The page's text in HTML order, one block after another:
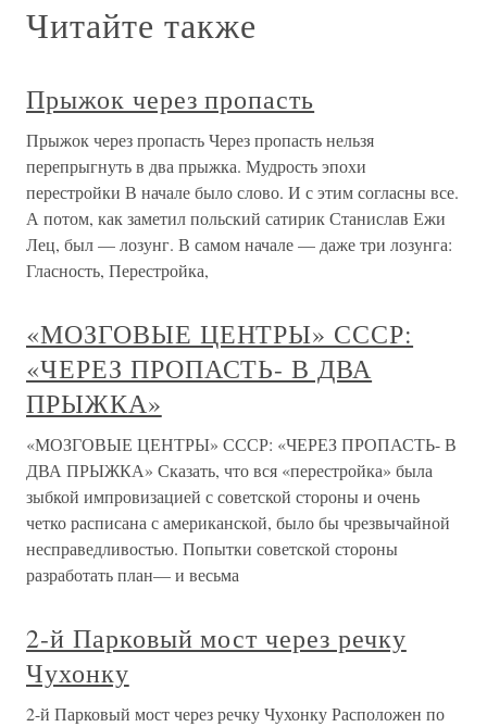
Читайте также
Прыжок через пропасть
Прыжок через пропасть Через пропасть нельзя
перепрыгнуть в два прыжка. Мудрость эпохи
перестройки В начале было слово. И с этим согласны все.
А потом, как заметил польский сатирик Станислав Ежи
Лец, был — лозунг. В самом начале — даже три лозунга:
Гласность, Перестройка,
«МОЗГОВЫЕ ЦЕНТРЫ» СССР:
«ЧЕРЕЗ ПРОПАСТЬ- В ДВА
ПРЫЖКА»
«МОЗГОВЫЕ ЦЕНТРЫ» СССР: «ЧЕРЕЗ ПРОПАСТЬ- В
ДВА ПРЫЖКА» Сказать, что вся «перестройка» была
зыбкой импровизацией с советской стороны и очень
четко расписана с американской, было бы чрезвычайной
несправедливостью. Попытки советской стороны
разработать план— и весьма
2-й Парковый мост через речку
Чухонку
2-й Парковый мост через речку Чухонку Расположен по